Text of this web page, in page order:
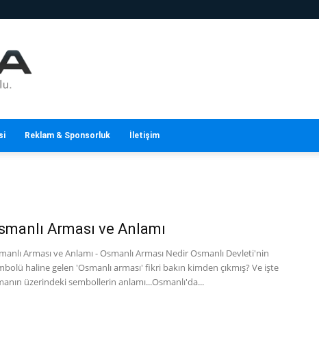
Reklam & Sponsorluk İletişim
Arması ve Anlamı
Arması ve Anlamı - Osmanlı Arması Nedir Osmanlı Devleti'nin
haline gelen 'Osmanlı arması' fikri bakın kimden çıkmış? Ve işte
üzerindeki sembollerin anlamı...Osmanlı'da...